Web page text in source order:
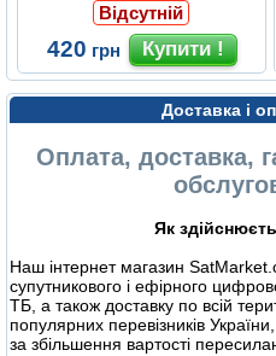
Відсутній
420 грн
Доставка і
Оплата, доставка,
Як
Наш інтернет магазин
супутникового і ефірного
ТБ, а також доставку по всій
популярних перевізників
за збільшення вартості